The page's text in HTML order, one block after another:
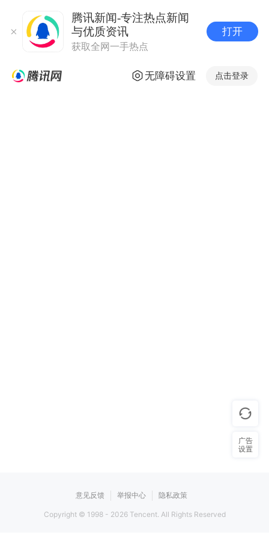
腾讯新闻-专注热点新闻
与优质资讯
获取全网一手热点
打开
无障碍设置 点击登录
意见反馈 举报中心 隐私政策
Copyright © 1998 - 2026Tencent. All Rights Reserved
广告
设置